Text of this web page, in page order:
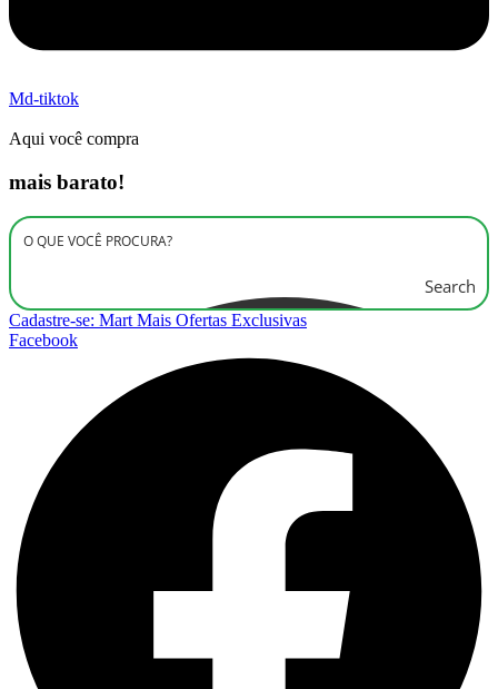
Md-tiktok
Aqui você compra
mais barato!
Search
Cadastre-se: Mart Mais Ofertas Exclusivas
Facebook